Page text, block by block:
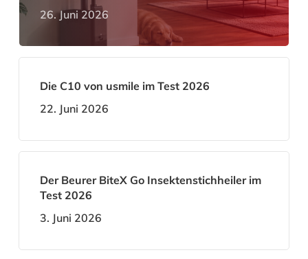
26. Juni 2026
Die C10 von usmile im Test 2026
22. Juni 2026
Der Beurer BiteX Go Insektenstichheiler im
Test 2026
3. Juni 2026